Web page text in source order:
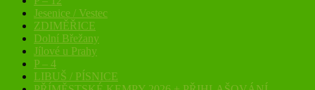
Jesenice / Vestec
ZDIMĚŘICE
Dolní Břežany
Jílové u Prahy
P – 4
LIBUŠ / PÍSNICE